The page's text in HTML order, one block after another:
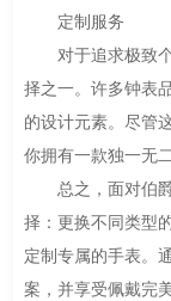
定制服务
对于追求极致个
择之一。许多钟表
的设计元素。尽管
你拥有一款独一无
总之，面对伯爵
择：更换不同类型
定制专属的手表。
案，并享受佩戴完